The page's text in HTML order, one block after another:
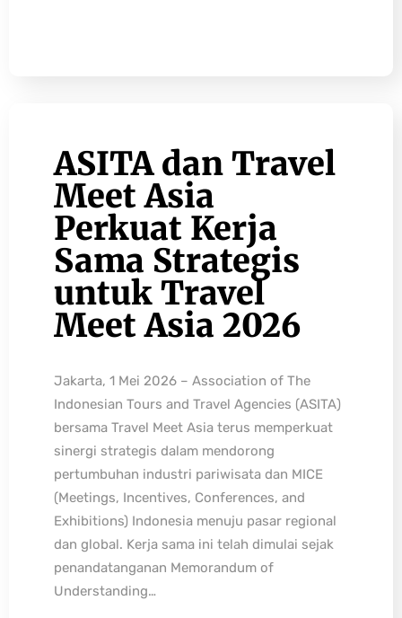
ASITA dan Travel
Meet Asia
Perkuat Kerja
Sama Strategis
untuk Travel
Meet Asia 2026
Jakarta, 1 Mei 2026 – Association of The
Indonesian Tours and Travel Agencies (ASITA)
bersama Travel Meet Asia terus memperkuat
sinergi strategis dalam mendorong
pertumbuhan industri pariwisata dan MICE
(Meetings, Incentives, Conferences, and
Exhibitions) Indonesia menuju pasar regional
dan global. Kerja sama ini telah dimulai sejak
penandatanganan Memorandum of
Understanding…